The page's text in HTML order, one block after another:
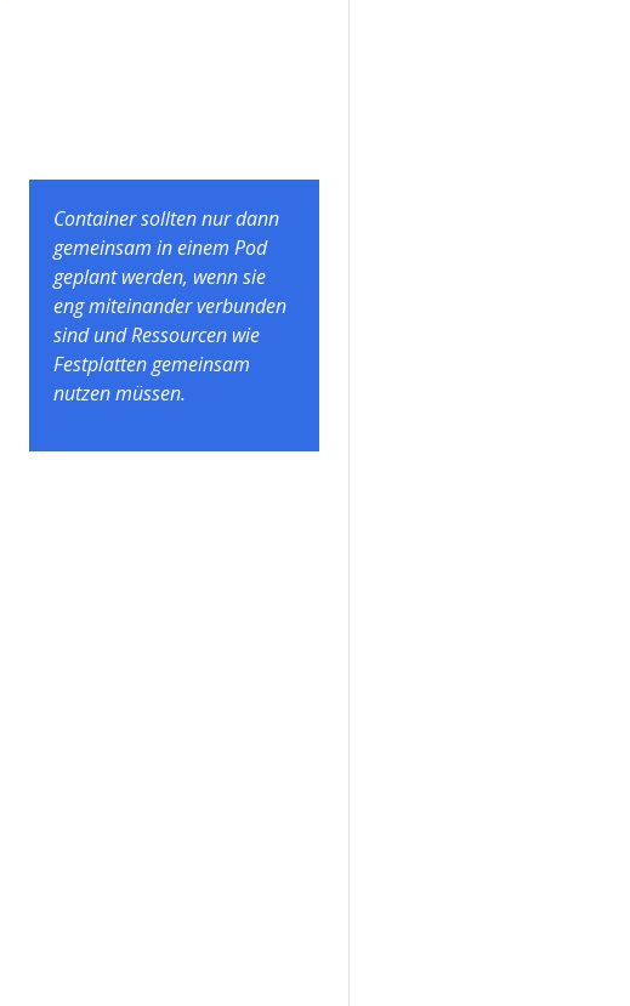
Container sollten nur dann
gemeinsam in einem Pod
geplant werden, wenn sie
eng miteinander verbunden
sind und Ressourcen wie
Festplatten gemeinsam
nutzen müssen.